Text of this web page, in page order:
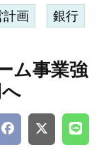
計画 銀行
ム事業強